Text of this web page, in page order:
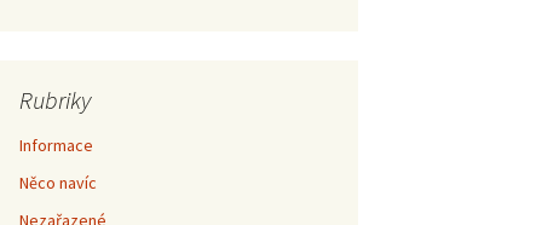
Rubriky
Informace
Něco navíc
Nezařazené